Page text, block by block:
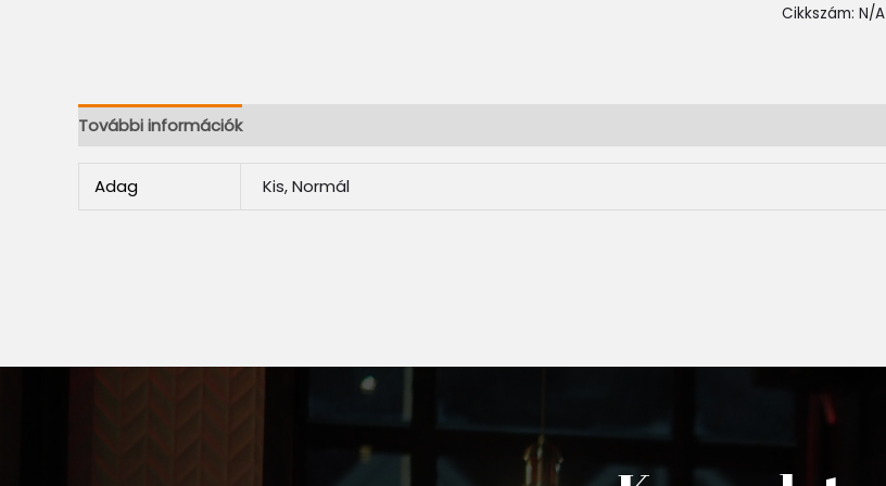
Cikkszám: N/A
További információk
Adag Kis, Normál